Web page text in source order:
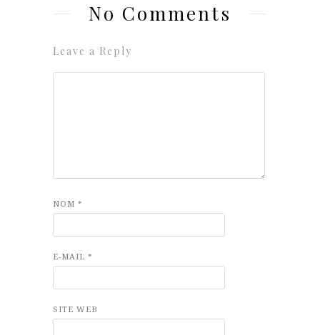
No Comments
Leave a Reply
NOM *
E-MAIL *
SITE WEB